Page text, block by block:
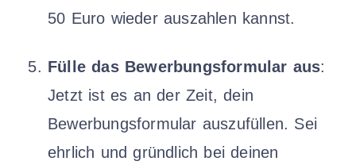
50 Euro wieder auszahlen kannst.
Fülle das Bewerbungsformular aus:
Jetzt ist es an der Zeit, dein
Bewerbungsformular auszufüllen. Sei
ehrlich und gründlich bei deinen